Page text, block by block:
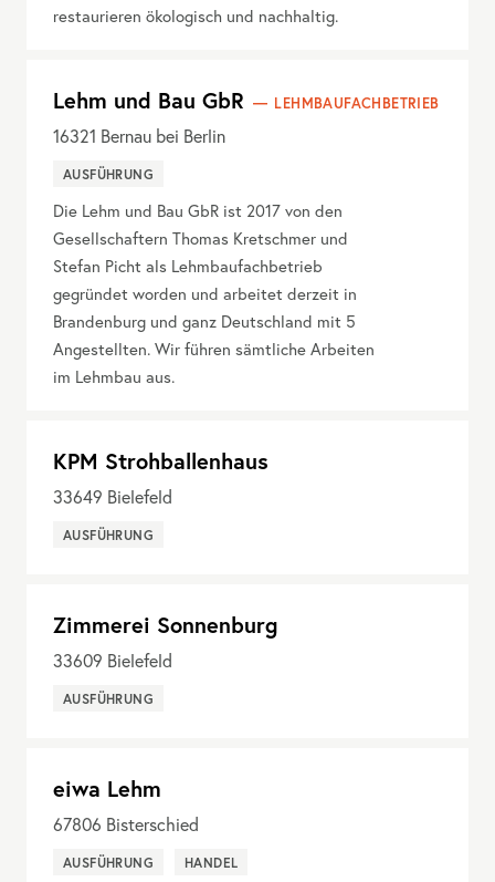
restaurieren ökologisch und nachhaltig.
Lehm und Bau GbR LEHMBAUFACHBETRIEB
16321 Bernau bei Berlin
AUSFÜHRUNG
Die Lehm und Bau GbR ist 2017 von den
Gesellschaftern Thomas Kretschmer und
Stefan Picht als Lehmbaufachbetrieb
gegründet worden und arbeitet derzeit in
Brandenburg und ganz Deutschland mit 5
Angestellten. Wir führen sämtliche Arbeiten
im Lehmbau aus.
KPM Strohballenhaus
33649 Bielefeld
AUSFÜHRUNG
Zimmerei Sonnenburg
33609 Bielefeld
AUSFÜHRUNG
eiwa Lehm
67806 Bisterschied
AUSFÜHRUNG HANDEL